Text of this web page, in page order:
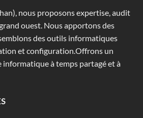
nous proposons expertise, audit
ouest. Nous apportons des
des outils informatiques
et configuration.Offrons un
informatique à temps partagé et à